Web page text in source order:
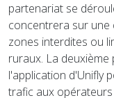
partenariat se
concentrera sur une
zones interdites ou
ruraux. La
l'application d'Unifly
trafic aux